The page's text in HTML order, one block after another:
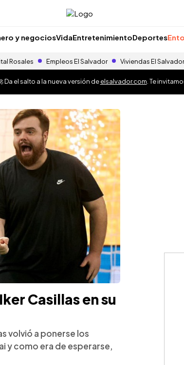
y negociosVidaEntretenimientoDeportes
Rosales Empleos El Salvador Viviendas El Salvador
Da el salto a la nueva versión deelsalvador.com . Te
Casillas en su
volvió a ponerse los
y como era de esperarse,